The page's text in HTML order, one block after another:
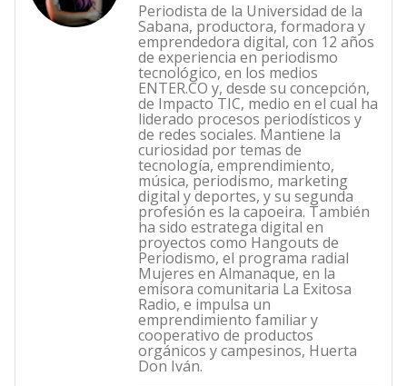
Periodista de la Universidad de la
Sabana, productora, formadora y
emprendedora digital, con 12 años
de experiencia en periodismo
tecnológico, en los medios
ENTER.CO y, desde su concepción,
de Impacto TIC, medio en el cual ha
liderado procesos periodísticos y
de redes sociales. Mantiene la
curiosidad por temas de
tecnología, emprendimiento,
música, periodismo, marketing
digital y deportes, y su segunda
profesión es la capoeira. También
ha sido estratega digital en
proyectos como Hangouts de
Periodismo, el programa radial
Mujeres en Almanaque, en la
emisora comunitaria La Exitosa
Radio, e impulsa un
emprendimiento familiar y
cooperativo de productos
orgánicos y campesinos, Huerta
Don Iván.